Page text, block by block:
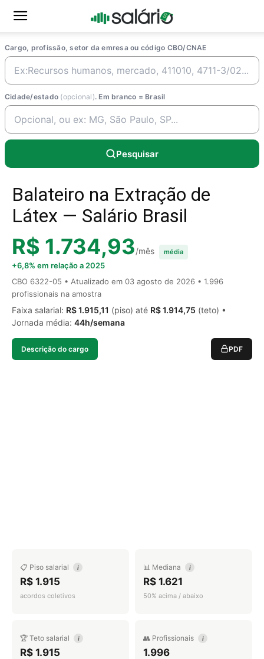
Cargo, profissão, setor da emresa ou código CBO/CNAE
Cidade/estado (opcional). Em branco = Brasil
Pesquisar
Balateiro na Extração de
Látex — Salário Brasil
R$ 1.734,93/mês média
+6,8% em relação a 2025
CBO 6322-05 • Atualizado em 03 agosto de 2026 • 1.996
profissionais na amostra
Faixa salarial: R$ 1.915,11 (piso) até R$ 1.914,75 (teto) •
Jornada média: 44h/semana
Descrição do cargo PDF
📋 Piso salarial i
R$ 1.915
acordos coletivos
📊 Mediana i
R$ 1.621
50% acima / abaixo
🏆 Teto salarial i
R$ 1.915
👥 Profissionais i
1.996